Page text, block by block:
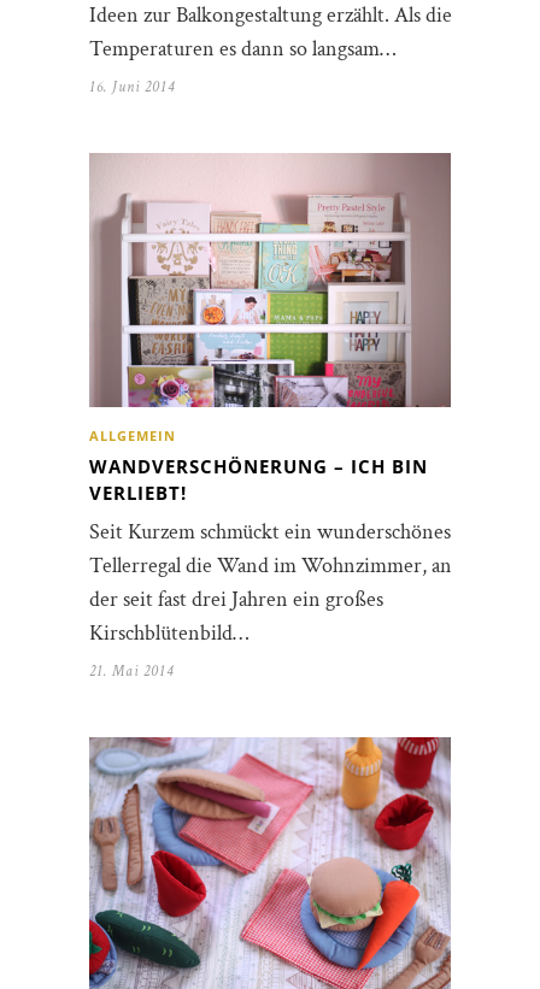
Ideen zur Balkongestaltung erzählt. Als die
Temperaturen es dann so langsam…
16. Juni 2014
ALLGEMEIN
WANDVERSCHÖNERUNG – ICH BIN
VERLIEBT!
Seit Kurzem schmückt ein wunderschönes
Tellerregal die Wand im Wohnzimmer, an
der seit fast drei Jahren ein großes
Kirschblütenbild…
21. Mai 2014